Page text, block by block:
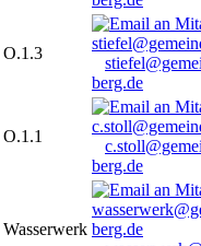
O.1.3
berg.de
O.1.1
berg.de
Wasserwerk